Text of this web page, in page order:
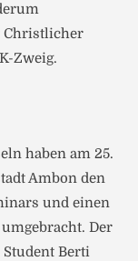
Christlicher
Zweig.
haben am 25.
Ambon den
und einen
Der
Berti